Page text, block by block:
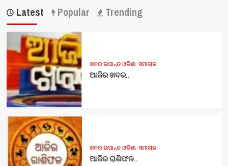
Latest Popular Trending
ଖବର ଉପାନ୍ତ ଓଡିଶା ସମାଚାର
ଆଜିର ଖବର..
ଖବର ଉପାନ୍ତ ଓଡିଶା ସମାଚାର
ଆଜିର ରାଶିଫଳ..